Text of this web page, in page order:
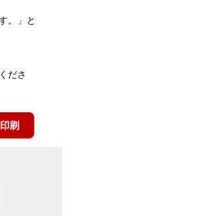
。」と
ださ